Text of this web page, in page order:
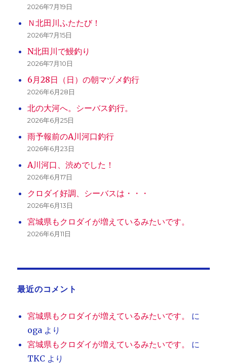
2026年7月19日
Ｎ北田川ふたたび！
2026年7月15日
N北田川で鰻釣り
2026年7月10日
6月28日（日）の朝マヅメ釣行
2026年6月28日
北の大河へ。シーバス釣行。
2026年6月25日
雨予報前のA川河口釣行
2026年6月23日
A川河口、渋めでした！
2026年6月17日
クロダイ好調、シーバスは・・・
2026年6月13日
宮城県もクロダイが増えているみたいです。
2026年6月11日
最近のコメント
宮城県もクロダイが増えているみたいです。
に
oga より
宮城県もクロダイが増えているみたいです。
に
TKC より